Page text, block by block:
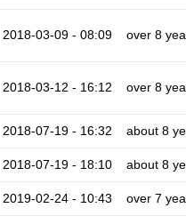
2018-03-09 - 08:09 over 8
2018-03-12 - 16:12 over 8
2018-07-19 - 16:32 about 8
2018-07-19 - 18:10 about 8
2019-02-24 - 10:43 over 7